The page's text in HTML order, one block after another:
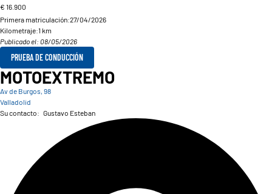
€ 16.900
Primera matriculación:27/04/2026
Kilometraje:1 km
Publicado el: 08/05/2026
PRUEBA DE CONDUCCIÓN
MOTOEXTREMO
Av de Burgos, 98
Valladolid
Su contacto: Gustavo Esteban